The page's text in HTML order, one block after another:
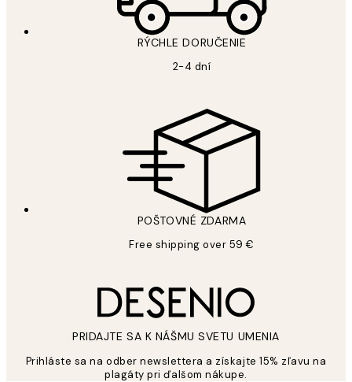
RÝCHLE DORUČENIE
2-4 dní
POŠTOVNÉ ZDARMA
Free shipping over 59 €
PRIDAJTE SA K NÁŠMU SVETU UMENIA
Prihláste sa na odber newslettera a získajte 15% zľavu na
plagáty pri ďalšom nákupe.